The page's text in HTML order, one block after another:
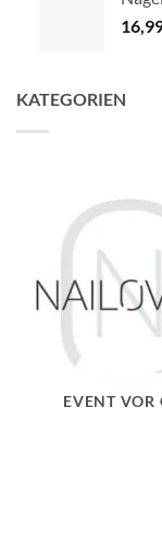
KATEGORIEN
EVENT VOR